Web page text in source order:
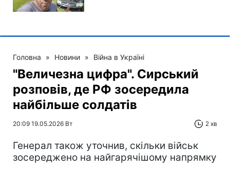
Головна » Новини » Війна в Україні
"Величезна цифра". Сирський
розповів, де РФ зосередила
найбільше солдатів
20:09 19.05.2026 Вт 2 хв
Генерал також уточнив, скільки військ
зосереджено на найгарячішому напрямку